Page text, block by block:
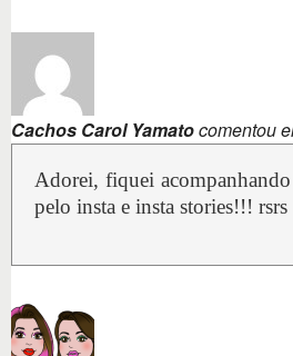
Cachos Carol Yamatocomentou
Adorei, fiquei
pelo insta e insta stories!!! rsrs